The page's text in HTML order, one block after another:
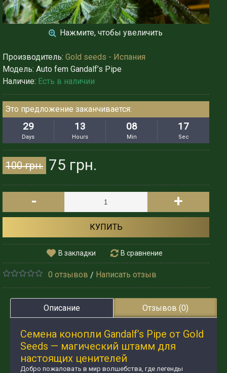
Нажмите, чтобы увеличить
Производитель: Gold seeds - Испания
Модель: Auto fem Gandalf’s Pipe
Наличие: Есть в наличии
Это предложение заканчивается:
29
Days
13
Hours
08
Min
15
Sec
100 грн. 75 грн.
- +
КУПИТЬ
В закладки В сравнение
0 отзывов / Написать отзыв
Описание Отзывов (0)
Семена конопли Gandalf’s Pipe от Gold
Seeds — магический штамм для
настоящих ценителей
Добро пожаловать в мир волшебства, где легенды